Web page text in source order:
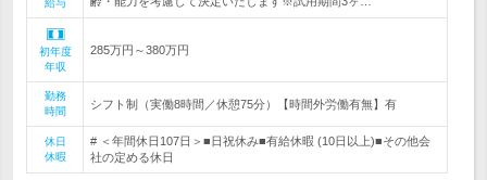
給与
初年度
年収
285万円～380万円
勤務
時間
シフト制（実働8時間／休憩75分）【時間外労働有無】有
休日
休暇
# ＜年間休日107日＞■日祝休み■有給休暇 (10日以上)■その他会
社の定める休日